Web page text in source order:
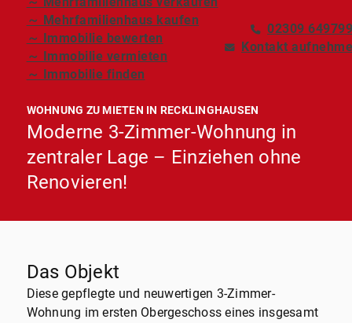
～ Mehrfamilienhaus kaufen
～ Immobilie bewerten
～ Immobilie vermieten
～ Immobilie finden
02309
Kontakt
WOHNUNG ZU MIETEN IN RECKLINGHAUSEN
Moderne 3-Zimmer-Wohnung in
zentraler Lage – Einziehen ohne
Renovieren!
Das Objekt
Diese gepflegte und neuwertigen 3-Zimmer-
Wohnung im ersten Obergeschoss eines insgesamt